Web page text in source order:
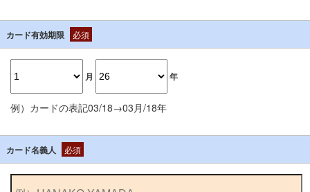
カード有効期限 必須
月 年
例）カードの表記03/18→03月/18年
カード名義人 必須